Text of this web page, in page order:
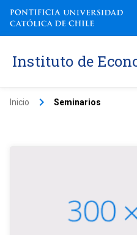
Instituto de
Inicio keyboard_arrow_right Seminarios